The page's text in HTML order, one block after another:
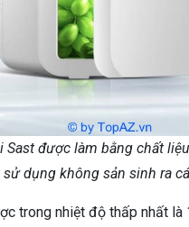
Sast được làm bằng chất
dụng không sản sinh ra
trong nhiệt độ thấp nhất là